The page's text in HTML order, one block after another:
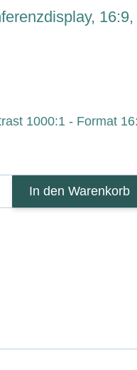
16:9,
1000:1 - Format
In den Warenkorb